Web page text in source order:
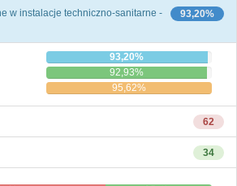
93,20%
w instalacje techniczno-sanitarne -
93,20%
92,93%
95,62%
62
34